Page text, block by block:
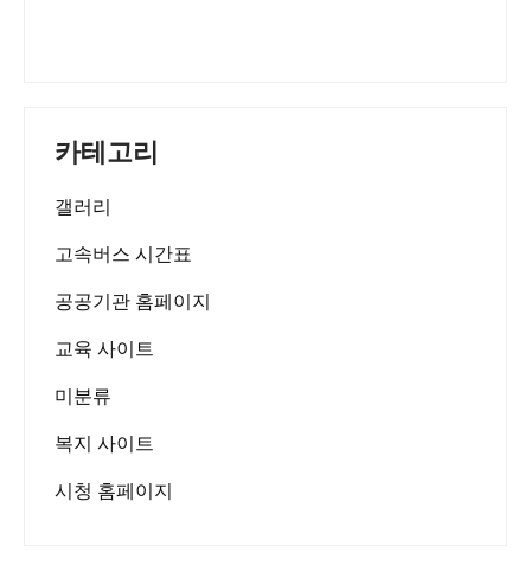
카테고리
갤러리
고속버스 시간표
공공기관 홈페이지
교육 사이트
미분류
복지 사이트
시청 홈페이지